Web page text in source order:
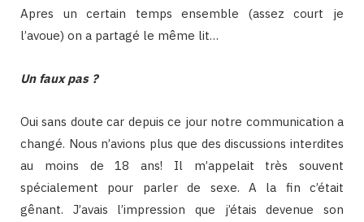
Apres un certain temps ensemble (assez court je
l’avoue) on a partagé le même lit…
Un faux pas ?
Oui sans doute car depuis ce jour notre communication a
changé. Nous n’avions plus que des discussions interdites
au moins de 18 ans! Il m’appelait très souvent
spécialement pour parler de sexe. A la fin c’était
gênant. J’avais l’impression que j’étais devenue son